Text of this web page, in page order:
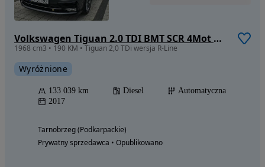
Volkswagen Tiguan 2.0 TDI BMT SCR 4Mot Highline DSG
1968 cm3 • 190 KM • Tiguan 2,0 TDi wersja R-Line
Wyróżnione
133 039 km Diesel
Automatyczna
2017
Tarnobrzeg (Podkarpackie)
Prywatny sprzedawca • Opublikowano